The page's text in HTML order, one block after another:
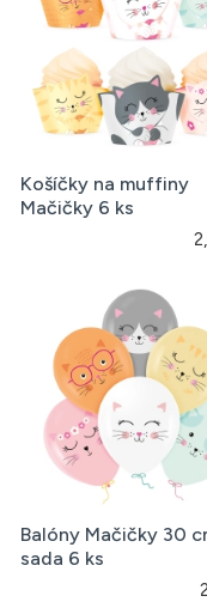
Košíčky na muffiny
Mačičky 6 ks
Balóny Mačičky 30
sada 6 ks